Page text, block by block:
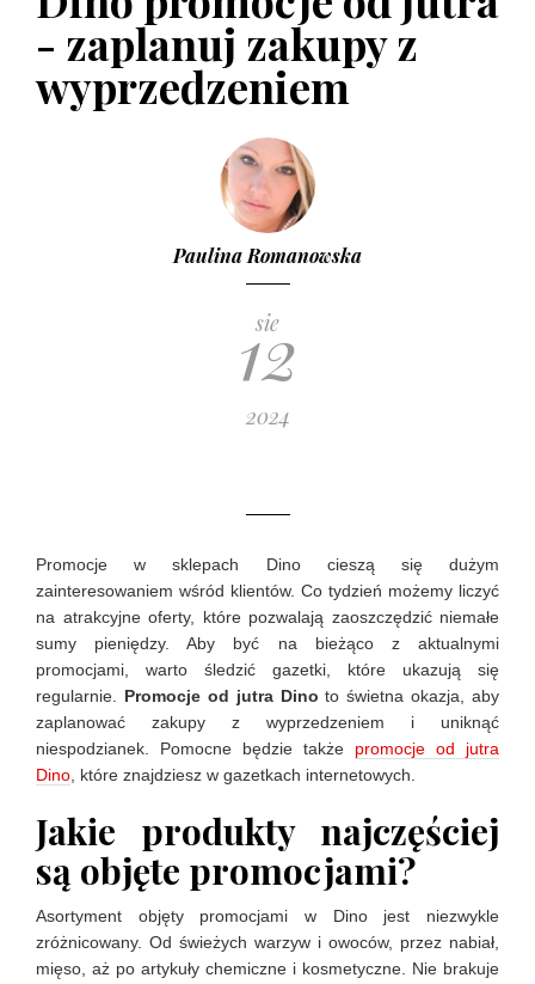
- zaplanuj zakupy z
wyprzedzeniem
Paulina Romanowska
sie
12
2024
Promocje w sklepach Dino cieszą się dużym
zainteresowaniem wśród klientów. Co tydzień możemy liczyć
na atrakcyjne oferty, które pozwalają zaoszczędzić niemałe
sumy pieniędzy. Aby być na bieżąco z aktualnymi
promocjami, warto śledzić gazetki, które ukazują się
regularnie. Promocje od jutra Dino to świetna okazja, aby
zaplanować zakupy z wyprzedzeniem i uniknąć
niespodzianek. Pomocne będzie także promocje od jutra
Dino , które znajdziesz w gazetkach internetowych.
Jakie produkty najczęściej
są objęte promocjami?
Asortyment objęty promocjami w Dino jest niezwykle
zróżnicowany. Od świeżych warzyw i owoców, przez nabiał,
mięso, aż po artykuły chemiczne i kosmetyczne. Nie brakuje